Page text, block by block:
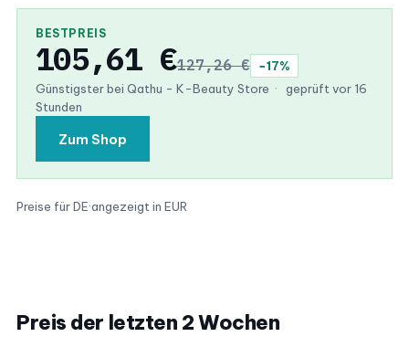
BESTPREIS
105,61 €127,26 €
−17%
Günstigster bei Qathu - K-Beauty Store ·
geprüft vor 16
Stunden
Zum Shop
Preise für DE·angezeigt in EUR
Preis der letzten 2 Wochen